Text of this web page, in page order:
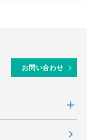
お問い合わせ